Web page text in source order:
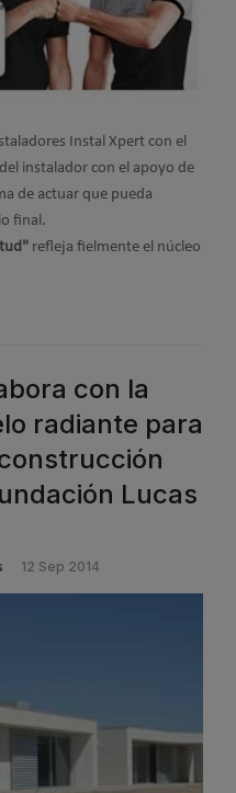
Instal Xpert con el
instalador con el apoyo de
de actuar que pueda
final.
refleja fielmente el núcleo
con la
radiante para
Lucas
12 Sep 2014